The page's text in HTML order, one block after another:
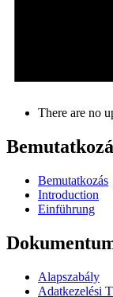
There are no
Bemutatkozás
Introduction
Einführung
Alapszabály
Adatkezelési